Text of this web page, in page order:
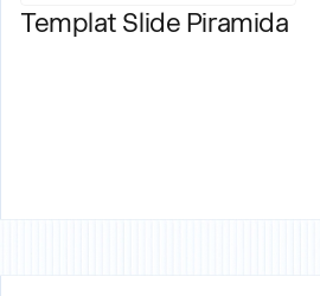
Templat Slide Piramida